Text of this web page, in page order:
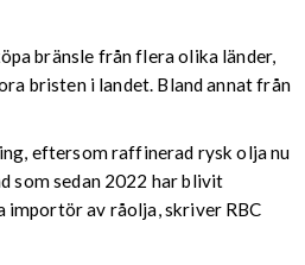
bränsle från flera olika länder,
bristen i landet. Bland annat från
eftersom raffinerad rysk olja nu
som sedan 2022 har blivit
importör av råolja, skriver RBC